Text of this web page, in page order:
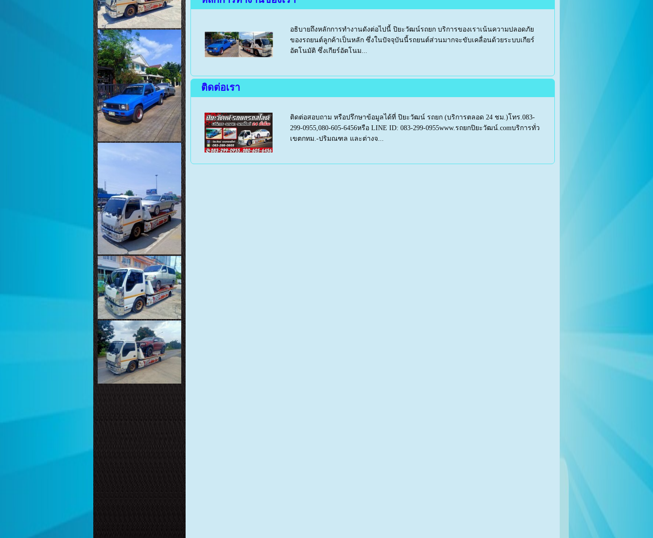
อธิบายถึงหลักการทำงานดังต่อไปนี้ ปิยะวัฒน์รถยก บริการของเราเน้นความปลอดภัย
ของรถยนต์ลูกค้าเป็นหลัก ซึ่งในปัจจุบันนี้รถยนต์ส่วนมากจะขับเคลื่อนด้วยระบบเกียร์
อัตโนมัติ ซึ่งเกียร์อัตโนม...
ติดต่อเรา
ติดต่อสอบถาม หรือปรึกษาข้อมูลได้ที่ ปิยะวัฒน์ รถยก (บริการตลอด 24 ชม.)โทร.083-
299-0955,080-605-6456หรือ LINE ID: 083-299-0955www.รถยกปิยะวัฒน์.comบริการทั่ว
เขตกทม.-ปริมณฑล และต่างจ...